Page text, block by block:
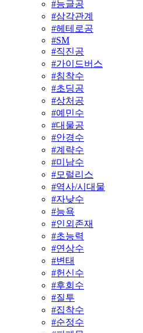
#능글공
#삼각관계
#헤테로공
#SM
#직진공
#가이드버스
#침착수
#초딩공
#상처공
#예민수
#대물공
#안경수
#계략수
#미남수
#모럴리스
#역사/시대물
#자낮수
#능욕
#인외존재
#초능력
#연상수
#변태
#헌신수
#후회수
#질투
#집착수
#순정수